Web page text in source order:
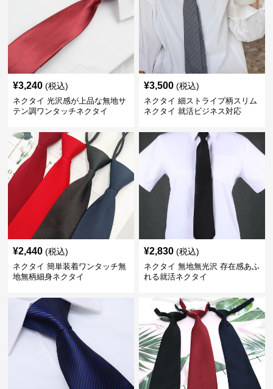
¥3,240 (税込)
ネクタイ 光沢感が上品な無地サ
テン調ワンタッチネクタイ
¥3,500 (税込)
ネクタイ 細ストライプ柄スリム
ネクタイ 就活ビジネス対応
¥2,440 (税込)
ネクタイ 簡単装着ワンタッチ無
地無柄細身ネクタイ
¥2,830 (税込)
ネクタイ 無地無光沢 存在感あふ
れる就活ネクタイ